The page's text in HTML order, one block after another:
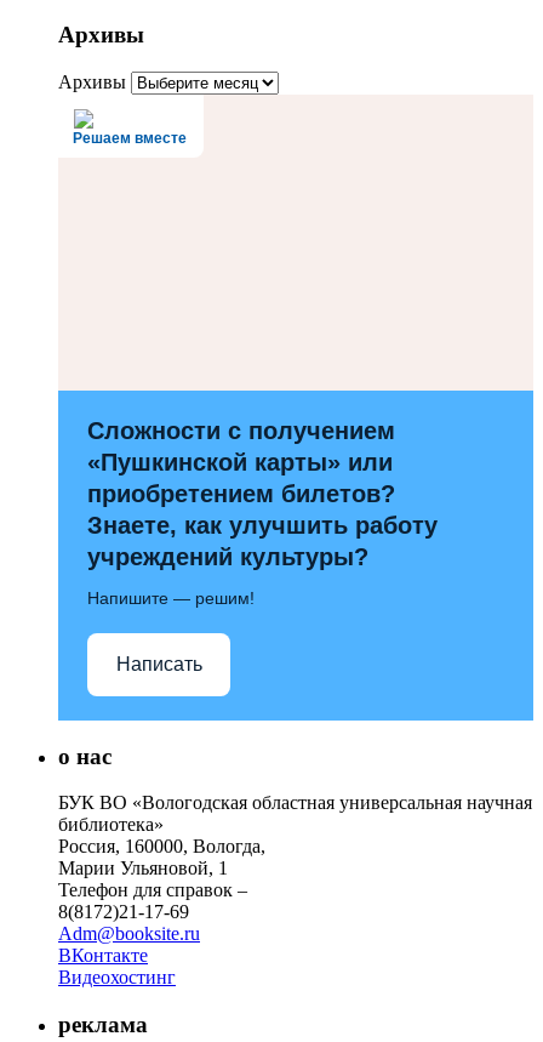
Архивы
Архивы
Решаем вместе
Сложности с получением
«Пушкинской карты» или
приобретением билетов?
Знаете, как улучшить работу
учреждений культуры?
Напишите — решим!
Написать
о нас
БУК ВО «Вологодская областная универсальная научная
библиотека»
Россия, 160000, Вологда,
Марии Ульяновой, 1
Телефон для справок –
8(8172)21-17-69
Adm@booksite.ru
ВКонтакте
Видеохостинг
реклама